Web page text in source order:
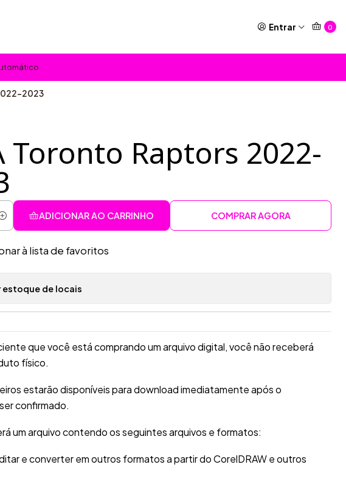
Entrar 0
2023
Toronto Raptors 2022-
ADICIONAR AO CARRINHO COMPRAR AGORA
à lista de favoritos
estoque de locais
que você está comprando um arquivo digital, você não receberá
físico.
estarão disponíveis para download imediatamente após o
confirmado.
um arquivo contendo os seguintes arquivos e formatos:
e converter em outros formatos a partir do CorelDRAW e outros